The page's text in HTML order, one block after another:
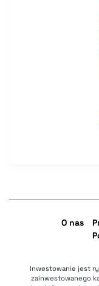
O nas
Inwestowanie jest
zainwestowanego